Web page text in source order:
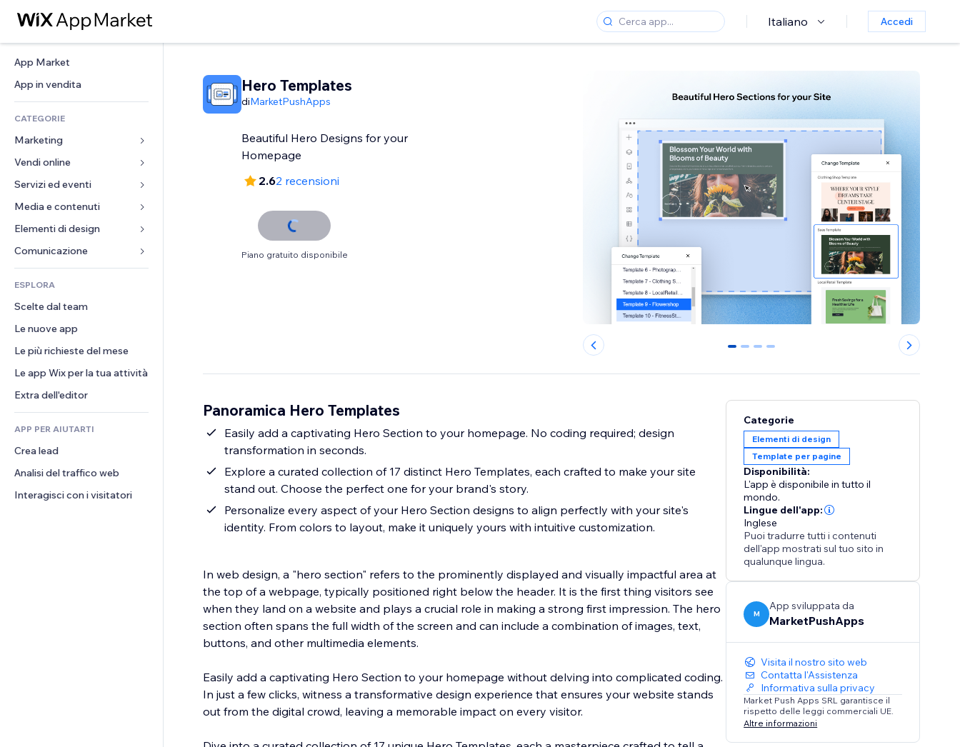
Italiano Accedi
App Market
App in vendita
CATEGORIE
Marketing
Inserzioni
Mobile
Dati analitici
Inserzioni sito
Email
Vendi online
App per Stores
Spedizione e consegna
Tasti Vendi
Amministrazione
Buoni e programmi fedeltà
Servizi ed eventi
Hotel
Eventi
Ristoranti
Immobiliare
Prenotazioni
Media e contenuti
Galleria
Musica
Podcast
Fotografia
Video
PDF
Condivisione file
Elementi di design
Mappe e navigazione
Privacy e sicurezza
Orologio
Template per pagine
Effetti immagine
Tasti e menu
Banner e badge
Calcolatrici
Cerca
Meteo
Grafici e tabelle
Moduli
Sondaggi
Chat
Commenti
Telefono
Community
Recensioni e testimonial
CRM
ESPLORA
Scelte dal team
Le nuove app
Le più richieste del mese
Le app Wix per la tua attività
Extra dell'editor
APP PER AIUTARTI
Crea lead
Analisi del traffico web
Interagisci con i visitatori
Hero Templates
diMarketPushApps
Beautiful Hero Designs for your
Homepage
2.62 recensioni
Piano gratuito disponibile
0 1 2 3
Panoramica Hero Templates
Easily add a captivating Hero Section to your homepage. No coding required; design
transformation in seconds.
Explore a curated collection of 17 distinct Hero Templates, each crafted to make your site
stand out. Choose the perfect one for your brand's story.
Personalize every aspect of your Hero Section designs to align perfectly with your site's
identity. From colors to layout, make it uniquely yours with intuitive customization.
In web design, a "hero section" refers to the prominently displayed and visually impactful area at
the top of a webpage, typically positioned right below the header. It is the first thing visitors see
when they land on a website and plays a crucial role in making a strong first impression. The hero
section often spans the full width of the screen and can include a combination of images, text,
buttons, and other multimedia elements.
Easily add a captivating Hero Section to your homepage without delving into complicated coding.
In just a few clicks, witness a transformative design experience that ensures your website stands
out from the digital crowd, leaving a memorable impact on every visitor.
Categorie
Elementi di design
Template per pagine
Disponibilità:
L'app è disponibile in tutto il
mondo.
Lingue dell'app:
Inglese
Puoi tradurre tutti i contenuti
dell'app mostrati sul tuo sito in
qualunque lingua.
M
App sviluppata da
MarketPushApps
Visita il nostro sito web
Contatta l'Assistenza
Informativa sulla privacy
Market Push Apps SRL garantisce il
rispetto delle leggi commerciali UE.
Altre informazioni